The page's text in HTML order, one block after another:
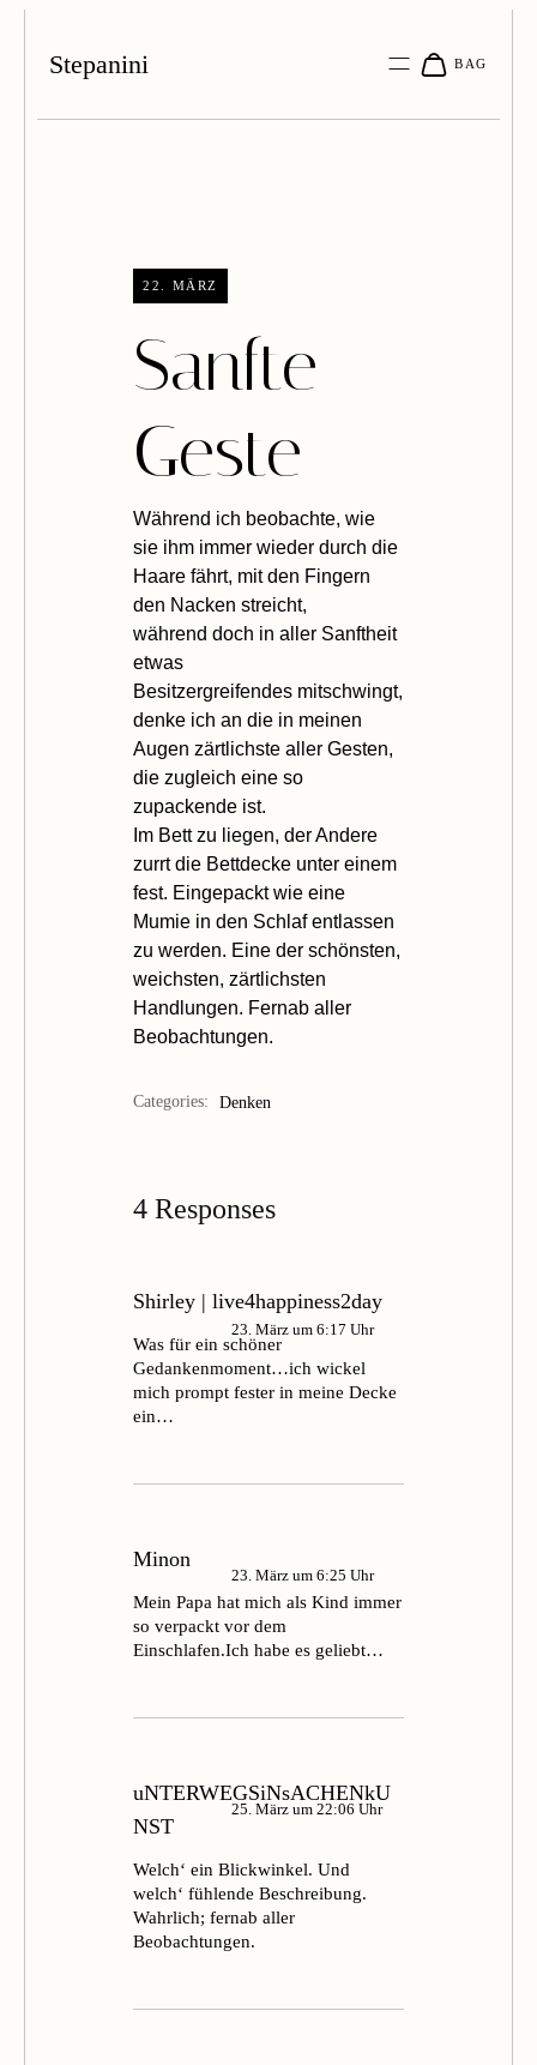
Stepanini
22. MÄRZ
Sanfte
Geste
Während ich beobachte, wie
sie ihm immer wieder durch die
Haare fährt, mit den Fingern
den Nacken streicht,
während doch in aller Sanftheit
etwas
Besitzergreifendes mitschwingt,
denke ich an die in meinen
Augen zärtlichste aller Gesten,
die zugleich eine so
zupackende ist.
Im Bett zu liegen, der Andere
zurrt die Bettdecke unter einem
fest. Eingepackt wie eine
Mumie in den Schlaf entlassen
zu werden. Eine der schönsten,
weichsten, zärtlichsten
Handlungen. Fernab aller
Beobachtungen.
Categories: Denken
4 Responses
Shirley | live4happiness2day
23. März um 6:17 Uhr
Was für ein schöner
Gedankenmoment…ich wickel
mich prompt fester in meine Decke
ein…
Minon
23. März um 6:25 Uhr
Mein Papa hat mich als Kind immer
so verpackt vor dem
Einschlafen.Ich habe es geliebt…
uNTERWEGSiNsACHENkU
NST
25. März um 22:06 Uhr
Welch‘ ein Blickwinkel. Und
welch‘ fühlende Beschreibung.
Wahrlich; fernab aller
Beobachtungen.